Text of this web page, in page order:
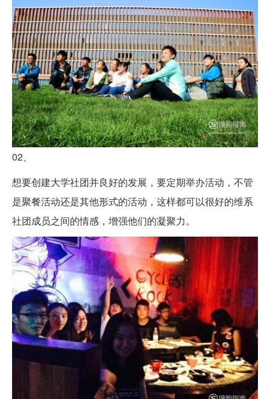
02、
想要创建大学社团并良好的发展，要定期举办活动，不管
是聚餐活动还是其他形式的活动，这样都可以很好的维系
社团成员之间的情感，增强他们的凝聚力。